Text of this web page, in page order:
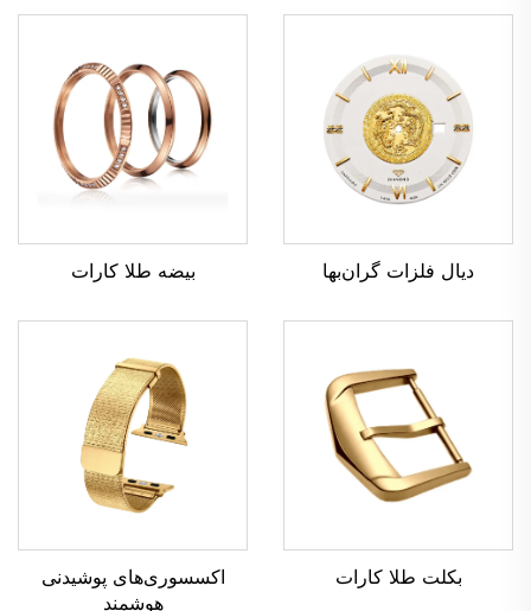
دیال فلزات گران‌بها بیضه طلا کارات
بکلت طلا کارات
اکسسوری‌های پوشیدنی
هوشمند